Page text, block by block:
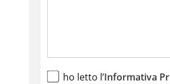
ho letto l’Informativa